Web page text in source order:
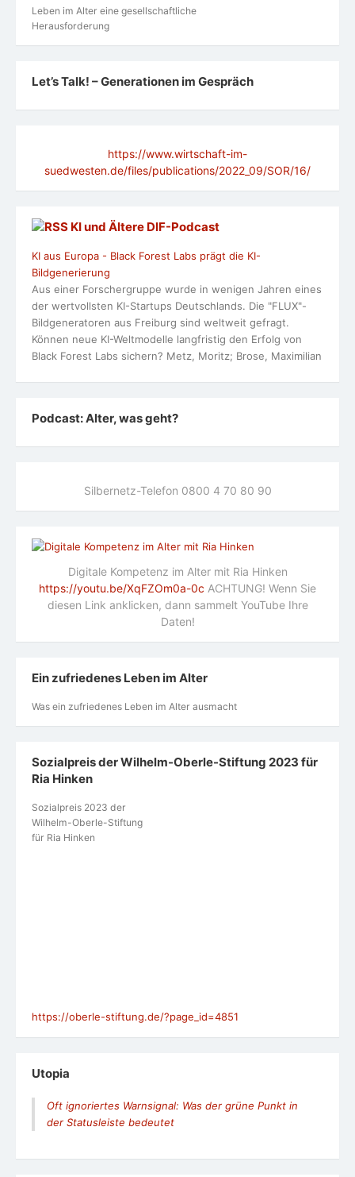
Leben im Alter eine gesellschaftliche
Herausforderung
Let’s Talk! – Generationen im Gespräch
https://www.wirtschaft-im-
suedwesten.de/files/publications/2022_09/SOR/16/
KI und Ältere DlF-Podcast
KI aus Europa - Black Forest Labs prägt die KI-
Bildgenerierung
Aus einer Forschergruppe wurde in wenigen Jahren eines
der wertvollsten KI-Startups Deutschlands. Die "FLUX"-
Bildgeneratoren aus Freiburg sind weltweit gefragt.
Können neue KI-Weltmodelle langfristig den Erfolg von
Black Forest Labs sichern? Metz, Moritz; Brose, Maximilian
Podcast: Alter, was geht?
Silbernetz-Telefon 0800 4 70 80 90
Digitale Kompetenz im Alter mit Ria Hinken
https://youtu.be/XqFZOm0a-0c ACHTUNG! Wenn Sie
diesen Link anklicken, dann sammelt YouTube Ihre
Daten!
Ein zufriedenes Leben im Alter
Was ein zufriedenes Leben im Alter ausmacht
Sozialpreis der Wilhelm-Oberle-Stiftung 2023 für
Ria Hinken
Sozialpreis 2023 der
Wilhelm-Oberle-Stiftung
für Ria Hinken
https://oberle-stiftung.de/?page_id=4851
Utopia
Oft ignoriertes Warnsignal: Was der grüne Punkt in
der Statusleiste bedeutet